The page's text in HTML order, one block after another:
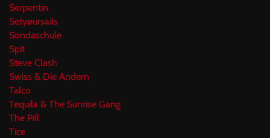
Serpentin
Setyøursails
Sondaschule
Spit
Steve Clash
Swiss & Die Andern
Talco
Tequila & The Sunrise Gang
The Pill
Tice